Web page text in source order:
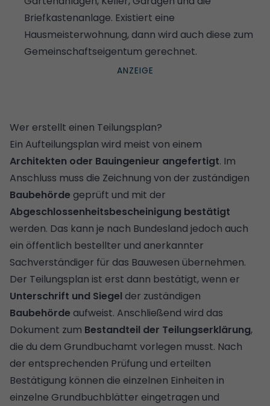
Briefkastenanlage. Existiert eine
Hausmeisterwohnung, dann wird auch diese zum
Gemeinschaftseigentum gerechnet.
Wer erstellt einen Teilungsplan?
Ein Aufteilungsplan wird meist von einem
Architekten oder Bauingenieur angefertigt. Im
Anschluss muss die Zeichnung von der zuständigen
Baubehörde geprüft und mit der
Abgeschlossenheitsbescheinigung bestätigt
werden. Das kann je nach Bundesland jedoch auch
ein öffentlich bestellter und anerkannter
Sachverständiger für das Bauwesen übernehmen.
Der Teilungsplan ist erst dann bestätigt, wenn er
Unterschrift und Siegel der zuständigen
Baubehörde aufweist. Anschließend wird das
Dokument zum Bestandteil der Teilungserklärung,
die du dem Grundbuchamt vorlegen musst. Nach
der entsprechenden Prüfung und erteilten
Bestätigung können die einzelnen Einheiten in
einzelne Grundbuchblätter eingetragen und